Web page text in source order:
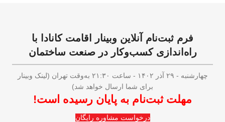
فرم ثبت‌نام آنلاین وبینار اقامت کانادا با
راه‌اندازی کسب‌و‌کار در صنعت ساختمان
چهارشنبه - ۲۹ آذر ۱۴۰۲ - ساعت ۲۱:۳۰ به‌وقت تهران (لینک وبینار
برای شما ارسال خواهد شد)
مهلت ثبت‌نام به پایان رسیده است!
درخواست مشاوره رایگان